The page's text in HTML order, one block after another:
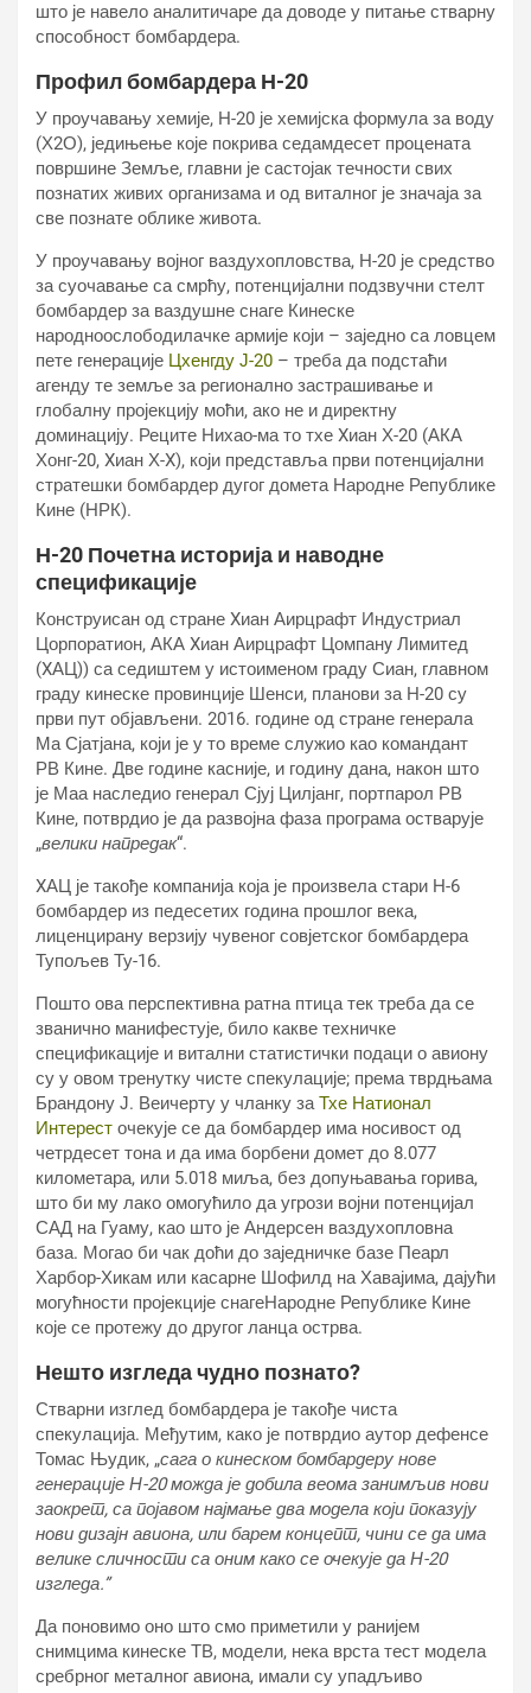
што је навело аналитичаре да доводе у питање стварну
способност бомбардера.
Профил бомбардера Н-20
У проучавању хемије, Н-20 је хемијска формула за воду
(Х2О), једињење које покрива седамдесет процената
површине Земље, главни је састојак течности свих
познатих живих организама и од виталног је значаја за
све познате облике живота.
У проучавању војног ваздухопловства, Н-20 је средство
за суочавање са смрћу, потенцијални подзвучни стелт
бомбардер за ваздушне снаге Кинеске
народноослободилачке армије који – заједно са ловцем
пете генерације Цхенгду Ј-20 – треба да подстаћи
агенду те земље за регионално застрашивање и
глобалну пројекцију моћи, ако не и директну
доминацију. Реците Нихао-ма то тхе Xиан Х-20 (АКА
Хонг-20, Xиан Х-X), који представља први потенцијални
стратешки бомбардер дугог домета Народне Републике
Кине (НРК).
Н-20 Почетна историја и наводне
спецификације
Конструисан од стране Xиан Аирцрафт Индустриал
Цорпоратион, АКА Xиан Аирцрафт Цомпанy Лимитед
(XАЦ)) са седиштем у истоименом граду Сиан, главном
граду кинеске провинције Шенси, планови за Н-20 су
први пут објављени. 2016. године од стране генерала
Ма Сјатјана, који је у то време служио као командант
РВ Кине. Две године касније, и годину дана, након што
је Маа наследио генерал Сјуј Цилјанг, портпарол РВ
Кине, потврдио је да развојна фаза програма остварује
„велики напредак“.
XАЦ је такође компанија која је произвела стари Н-6
бомбардер из педесетих година прошлог века,
лиценцирану верзију чувеног совјетског бомбардера
Тупољев Ту-16.
Пошто ова перспективна ратна птица тек треба да се
званично манифестује, било какве техничке
спецификације и витални статистички подаци о авиону
су у овом тренутку чисте спекулације; према тврдњама
Брандону Ј. Веичерту у чланку заТхе Натионал
Интерест очекује се да бомбардер има носивост од
четрдесет тона и да има борбени домет до 8.077
километара, или 5.018 миља, без допуњавања горива,
што би му лако омогућило да угрози војни потенцијал
САД на Гуаму, као што је Андерсен ваздухопловна
база. Могао би чак доћи до заједничке базе Пеарл
Харбор-Хикам или касарне Шофилд на Хавајима, дајући
могућности пројекције снагеНародне Републике Кине
које се протежу до другог ланца острва.
Нешто изгледа чудно познато?
Стварни изглед бомбардера је такође чиста
спекулација. Међутим, како је потврдио аутор дефенсе
Томас Њудик, „сага о кинеском бомбардеру нове
генерације Н-20 можда је добила веома занимљив нови
заокрет, са појавом најмање два модела који показују
нови дизајн авиона, или барем концепт, чини се да има
велике сличности са оним како се очекује да Н-20
изгледа.”
Да поновимо оно што смо приметили у ранијем
снимцима кинеске ТВ, модели, нека врста тест модела
сребрног металног авиона, имали су упадљиво